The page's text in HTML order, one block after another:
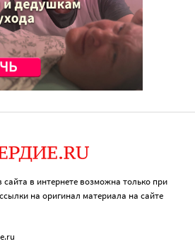
сайта в интернете возможна только при
на оригинал материала на сайте